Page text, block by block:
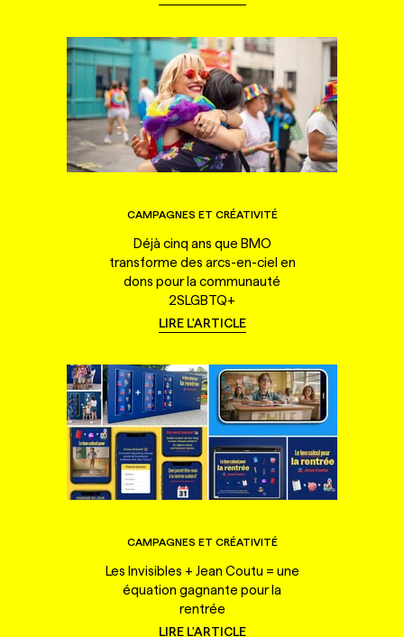
CAMPAGNES ET CRÉATIVITÉ
Déjà cinq ans que BMO
transforme des arcs-en-ciel en
dons pour la communauté
2SLGBTQ+
LIRE L'ARTICLE
CAMPAGNES ET CRÉATIVITÉ
Les Invisibles + Jean Coutu = une
équation gagnante pour la
rentrée
LIRE L'ARTICLE